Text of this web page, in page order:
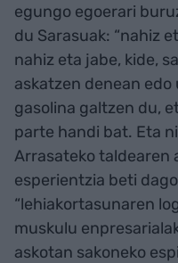
egungo egoerari
du Sarasuak: “nahiz
nahiz eta jabe, kide,
askatzen denean
gasolina galtzen du,
parte handi bat. Eta
Arrasateko taldearen
esperientzia beti
“lehiakortasunaren
muskulu
askotan sakoneko